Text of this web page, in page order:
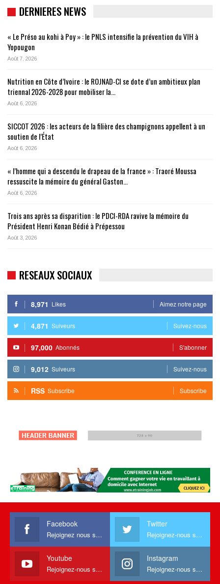
DERNIERES NEWS
« Le Préso au kohi à Poy » : le PNLS intensifie la prévention du VIH à
Yopougon
Août 7, 2026
Nutrition en Côte d’Ivoire : le ROJNAD-CI se dote d’un ambitieux plan
triennal 2026-2028 pour mobiliser la…
Août 6, 2026
SICCOT 2026 : les acteurs de la filière des champignons appellent à un
soutien de l’État
Août 6, 2026
« l’homme qui a descendu le drapeau de la france » : Traoré Moussa
ressuscite la mémoire du général Gaston…
Août 6, 2026
Trois ans après sa disparition : le PDCI-RDA ravive la mémoire du
Président Henri Konan Bédié à Prépessou
Août 3, 2026
RESEAUX SOCIAUX
8,971 Likes Aimez notre page
4,871 Suiveurs Suivez-nous
97,000 Abonnés S'abonner
9,012 Suiveurs Suivez-nous
RSS Subscribe Subscribe
Facebook
Rejoignez nous sur facebook
Twitter
Rejoignez-nous sur Twitter
Youtube
Rejoignez-nous sur Youtube
Instagram
Rejoignez-nous sur Instagram